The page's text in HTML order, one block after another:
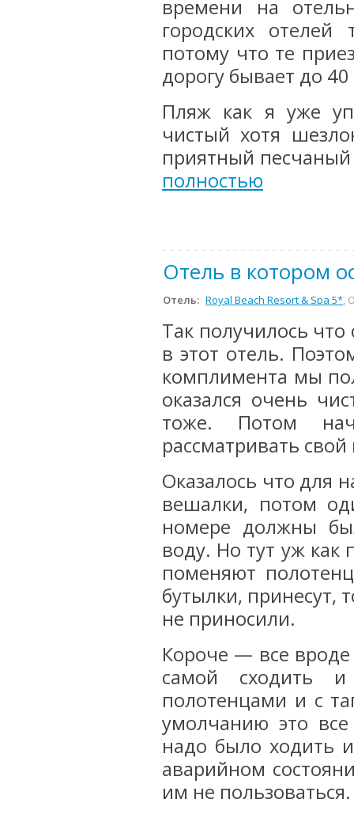
времени на
городских отелей
потому что те
дорогу бывает до
Пляж как я уже
чистый хотя
приятный
полностью
Отель в котором
Отель: Royal Beach Resort & Spa 5*,
Так получилось
в этот отель.
комплимента мы
оказался очень
тоже. Потом
рассматривать
Оказалось что для
вешалки, потом
номере должны
воду. Но тут уж как
поменяют
бутылки, принесут,
не приносили.
Короче — все
самой сходить
полотенцами и с
умолчанию это
надо было ходить
аварийном
им не пользоваться.